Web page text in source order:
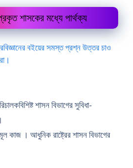
শাসকের মধ্যে পার্থক্য
বইয়ের সমস্ত প্রশ্ন উত্তর চাও
শাসন বিভাগের সুবিধা-
মূল কাজ । আধুনিক রাষ্ট্রের শাসন বিভাগের